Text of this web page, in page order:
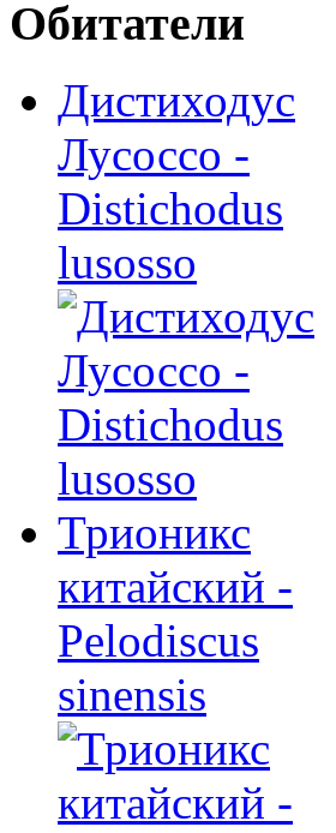
Обитатели
Дистиходус
Лусоссо -
Distichodus
lusosso
Трионикс
китайский -
Pelodiscus
sinensis